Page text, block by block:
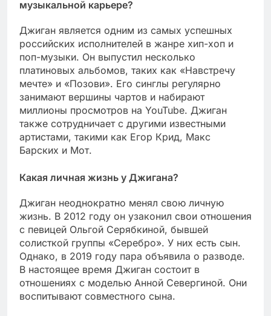
музыкальной карьере?
Джиган является одним из самых успешных
российских исполнителей в жанре хип-хоп и
поп-музыки. Он выпустил несколько
платиновых альбомов, таких как «Навстречу
мечте» и «Позови». Его синглы регулярно
занимают вершины чартов и набирают
миллионы просмотров на YouTube. Джиган
также сотрудничает с другими известными
артистами, такими как Егор Крид, Макс
Барских и Мот.
Какая личная жизнь у Джигана?
Джиган неоднократно менял свою личную
жизнь. В 2012 году он узаконил свои отношения
с певицей Ольгой Серябкиной, бывшей
солисткой группы «Серебро». У них есть сын.
Однако, в 2019 году пара объявила о разводе.
В настоящее время Джиган состоит в
отношениях с моделью Анной Севергиной. Они
воспитывают совместного сына.